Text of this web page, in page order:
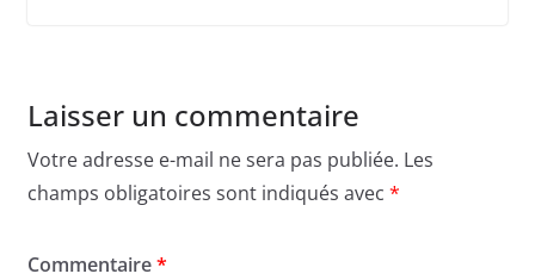
Laisser un commentaire
Votre adresse e-mail ne sera pas publiée. Les
champs obligatoires sont indiqués avec *
Commentaire*